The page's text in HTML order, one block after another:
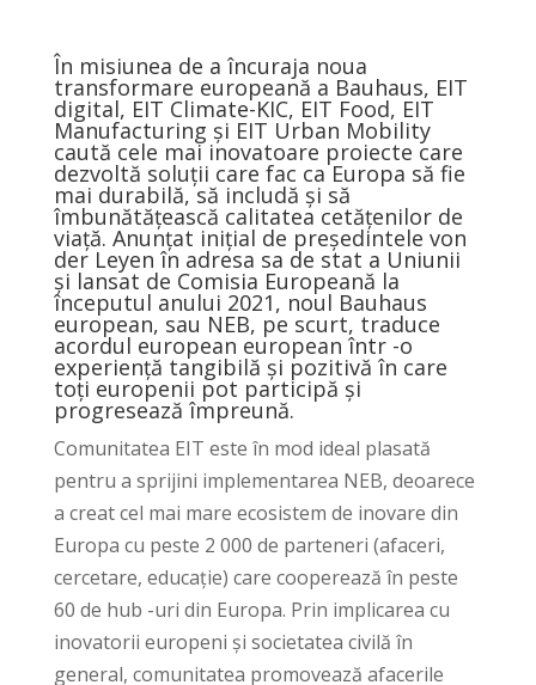
În misiunea de a încuraja noua
transformare europeană a Bauhaus, EIT
digital, EIT Climate-KIC, EIT Food, EIT
Manufacturing și EIT Urban Mobility
caută cele mai inovatoare proiecte care
dezvoltă soluții care fac ca Europa să fie
mai durabilă, să includă și să
îmbunătățească calitatea cetățenilor de
viaţă. Anunțat inițial de președintele von
der Leyen în adresa sa de stat a Uniunii
și lansat de Comisia Europeană la
începutul anului 2021, noul Bauhaus
european, sau NEB, pe scurt, traduce
acordul european european într -o
experiență tangibilă și pozitivă în care
toți europenii pot participă și
progresează împreună.
Comunitatea EIT este în mod ideal plasată
pentru a sprijini implementarea NEB, deoarece
a creat cel mai mare ecosistem de inovare din
Europa cu peste 2 000 de parteneri (afaceri,
cercetare, educație) care cooperează în peste
60 de hub -uri din Europa. Prin implicarea cu
inovatorii europeni și societatea civilă în
general, comunitatea promovează afacerile